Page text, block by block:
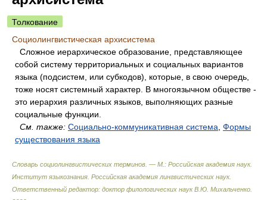
Толкование
Социолингвистическая архисистема
Сложное иерархическое образование, представляющее
собой систему территориальных и социальных вариантов
языка (подсистем, или субкодов), которые, в свою очередь,
тоже носят системный характер. В многоязычном обществе -
это иерархия различных языков, выполняющих разные
социальные функции.
См. также: Социально-коммуникативная система Формы
существования языка
Словарь социолингвистических терминов. — М.: Российская академия наук.
Институт языкознания. Российская академия лингвистических наук.
Ответственный редактор: доктор филологических наук В.Ю. Михальченко